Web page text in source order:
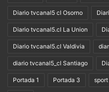
Diario tvcanal5 cl Osorno
Diario tvcanal5.cl La Union
Diario tvcanal5.cl Valdivia
diario tvcanal5_cl Santiago
Portada 1 Portada 3 sport